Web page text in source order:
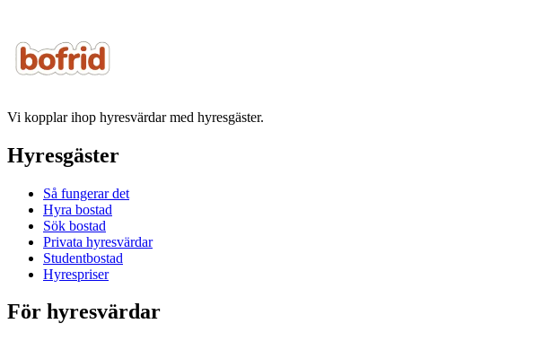
Vi kopplar ihop hyresvärdar med hyresgäster.
Hyresgäster
Så fungerar det
Hyra bostad
Sök bostad
Privata hyresvärdar
Studentbostad
Hyrespriser
För hyresvärdar